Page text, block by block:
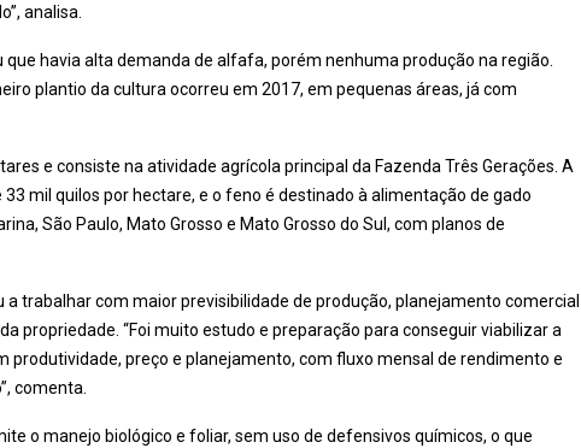
analisa.
havia alta demanda de alfafa, porém nenhuma produção na região.
plantio da cultura ocorreu em 2017, em pequenas áreas, já com
e consiste na atividade agrícola principal da Fazenda Três Gerações. A
mil quilos por hectare, e o feno é destinado à alimentação de gado
São Paulo, Mato Grosso e Mato Grosso do Sul, com planos de
a trabalhar com maior previsibilidade de produção, planejamento comercial
propriedade. “Foi muito estudo e preparação para conseguir viabilizar a
produtividade, preço e planejamento, com fluxo mensal de rendimento e
comenta.
o manejo biológico e foliar, sem uso de defensivos químicos, o que